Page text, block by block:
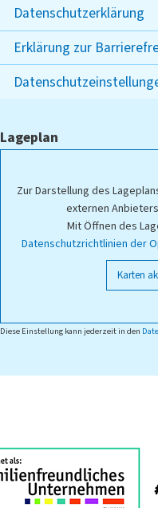
Datenschutzerklärung
Erklärung zur
Lageplan
Zur Darstellung des
externen
Mit Öffnen des
Datenschutzrichtlinien der
Karten
Diese Einstellung kann jederzeit in den